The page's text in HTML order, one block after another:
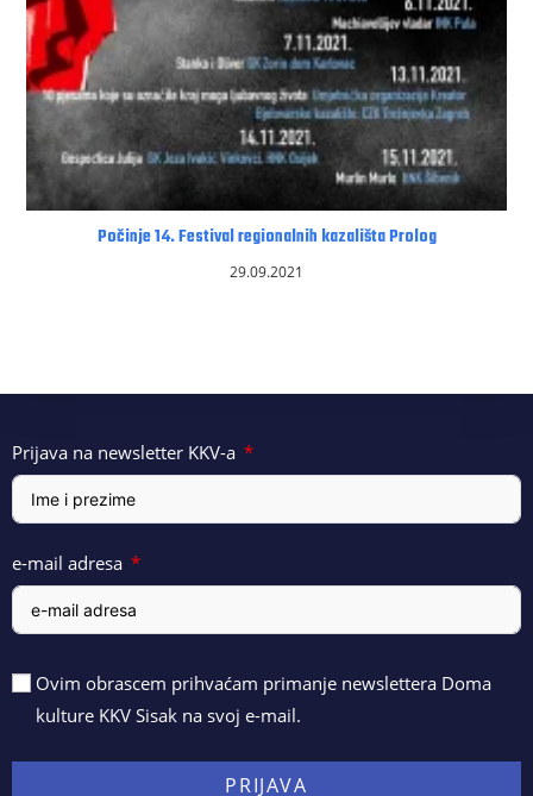
Počinje 14. Festival regionalnih kazališta Prolog
29.09.2021
Prijava na newsletter KKV-a
e-mail adresa
Ovim obrascem prihvaćam primanje newslettera Doma
kulture KKV Sisak na svoj e-mail.
PRIJAVA